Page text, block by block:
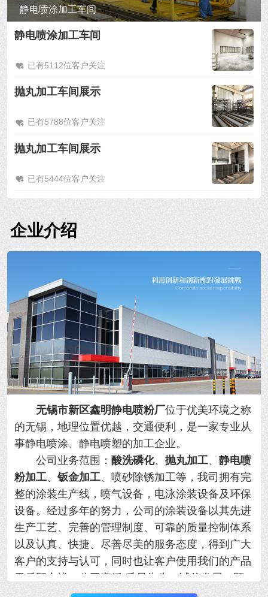
静电喷涂加工车间
静电喷涂加工车间
已有5112位客户关注
抛丸加工车间展示
已有5788位客户关注
抛丸加工车间展示
已有5444位客户关注
企业介绍
无锡市新区鑫明静电喷粉厂位于优美环境之称
的无锡，地理位置优越，交通便利，是一家专业从
事静电喷涂、静电喷塑的加工企业。
公司业务范围： 酸洗磷化、 抛丸加工、 静电喷
粉加工、钣金加工、喷砂除锈加工等，我司拥有完
整的涂装生产线，喷气设备，电泳涂装设备及环保
设备。经过多年的努力，公司的涂装设备以其先进
生产工艺、完善的管理制度、可靠的质量控制体系
以及认真、快捷、尽善尽美的服务态度，得到广大
客户的支持与认可，同时也让客户使用我们的产品
无后顾之忧。公司遵循“质量为先，诚信发展，顾
客满意。”的方针，以更好的产品和满意的服务奉